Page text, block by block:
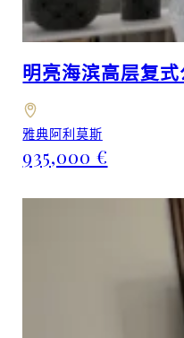
明亮海滨高层复
雅典阿利莫斯
935,000 €